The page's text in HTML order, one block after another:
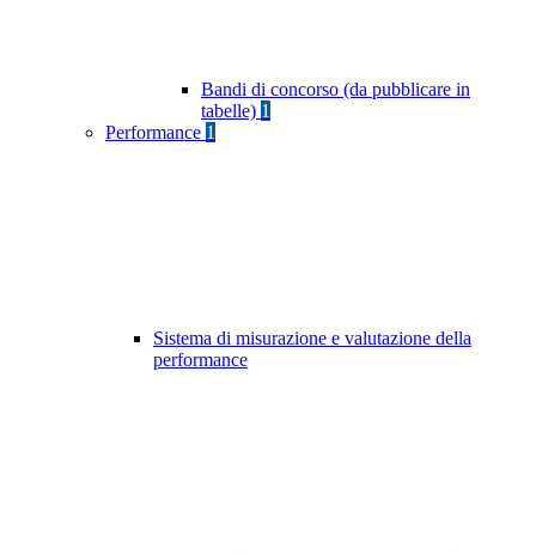
Bandi di concorso (da pubblicare in
tabelle) 1
Performance 1
Sistema di misurazione e valutazione della
performance